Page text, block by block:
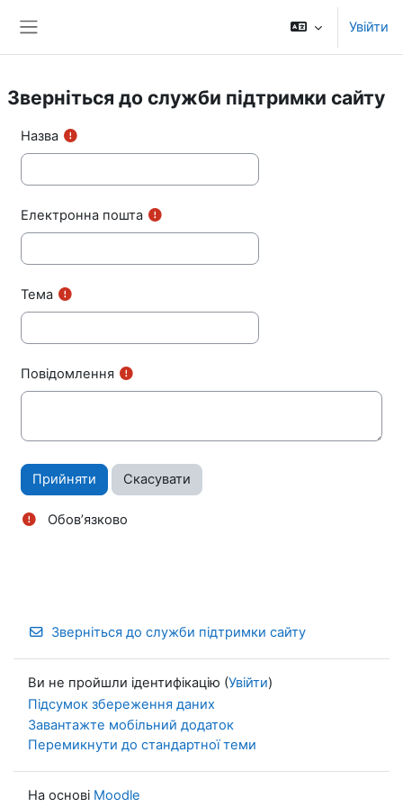
Увійти
Зверніться до служби підтримки сайту
Назва
Електронна пошта
Тема
Повідомлення
Обов’язково
Зверніться до служби підтримки сайту
Ви не пройшли ідентифікацію (Увійти)
Підсумок збереження даних
Завантажте мобільний додаток
Перемикнути до стандартної теми
На основі Moodle